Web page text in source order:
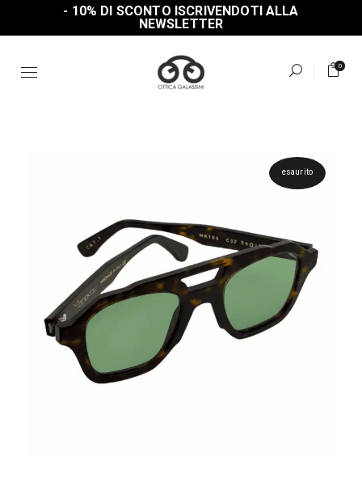
the
- 10% DI SCONTO ISCRIVENDOTI ALLA
NEWSLETTER
0
esaurito